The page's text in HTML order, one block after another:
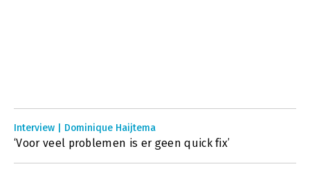
Interview | Dominique Haijtema
‘Voor veel problemen is er geen quick fix’